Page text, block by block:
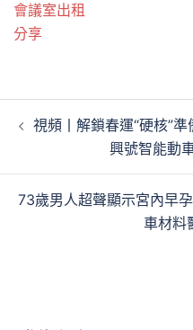
會議室出租
分享
章
視頻丨解鎖春運“硬核”
興號智能動
73歲男人超聲顯示宮內早
車材料